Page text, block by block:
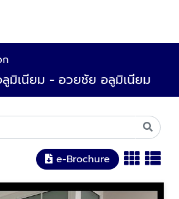
ก
มิเนียม - อวยชัย อลูมิเนียม
e-Brochure